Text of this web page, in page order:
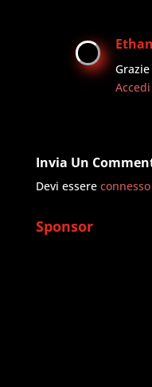
Ethan
Grazie
Invia Un
Devi essere connesso
Sponsor